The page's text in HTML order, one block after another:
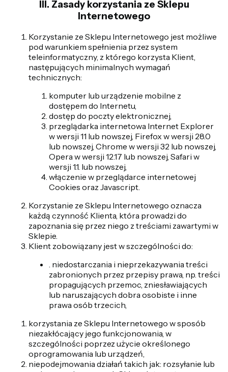
III. Zasady korzystania ze Sklepu
Internetowego
Korzystanie ze Sklepu Internetowego jest możliwe
pod warunkiem spełnienia przez system
teleinformatyczny, z którego korzysta Klient,
następujących minimalnych wymagań
technicznych:
komputer lub urządzenie mobilne z
dostępem do Internetu,
dostęp do poczty elektronicznej,
przeglądarka internetowa Internet Explorer
w wersji 11 lub nowszej, Firefox w wersji 28.0
lub nowszej, Chrome w wersji 32 lub nowszej,
Opera w wersji 12.17 lub nowszej, Safari w
wersji 1.1. lub nowszej,
włączenie w przeglądarce internetowej
Cookies oraz Javascript.
Korzystanie ze Sklepu Internetowego oznacza
każdą czynność Klienta, która prowadzi do
zapoznania się przez niego z treściami zawartymi w
Sklepie.
Klient zobowiązany jest w szczególności do:
. niedostarczania i nieprzekazywania treści
zabronionych przez przepisy prawa, np. treści
propagujących przemoc, zniesławiających
lub naruszających dobra osobiste i inne
prawa osób trzecich,
korzystania ze Sklepu Internetowego w sposób
niezakłócający jego funkcjonowania, w
szczególności poprzez użycie określonego
oprogramowania lub urządzeń,
niepodejmowania działań takich jak: rozsyłanie lub